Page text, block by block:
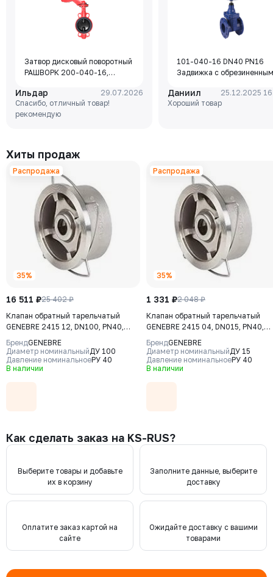
Затвор дисковый поворотный
РАШВОРК 200-040-16,
250 (GG25), диск - GJS-400-
15 (GGG40), уплотнение -
EPDM, М/Ф, рукоятка
Ильдар
29.07.2026
Спасибо, отличный товар!
рекомендую
101-040-16 DN40 PN16
Задвижка с обрезиненным
чугун, клин-EPDM,
Tmax=110°C Ф/Ф
Даниил
25.12.2025
Хороший товар
Хиты продаж
Распродажа
16 511 ₽25 402 ₽
35%
Клапан обратный тарельчатый
GENEBRE 2415 12, DN100, PN40,
корпус - CF8M (AISI316), диск -
CF8М (AISI316), М/Ф
БрендGENEBRE
Диаметр номинальныйДУ 100
Давление номинальноеРУ 40
В наличии
Распродажа
1 331 ₽2 048 ₽
35%
Клапан обратный тарельчатый
GENEBRE 2415 04, DN015, PN40,
корпус - CF8M (AISI316), диск -
CF8М (AISI316), М/Ф
БрендGENEBRE
Диаметр номинальныйДУ 15
Давление номинальноеРУ 40
В наличии
Как сделать заказ на KS-RUS?
Выберите товары и добавьте
их в корзину
Заполните данные, выберите
доставку
Оплатите заказ картой на
сайте
Ожидайте доставку с вашими
товарами